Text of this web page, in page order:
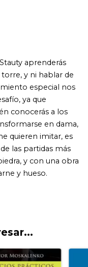
más
una obra